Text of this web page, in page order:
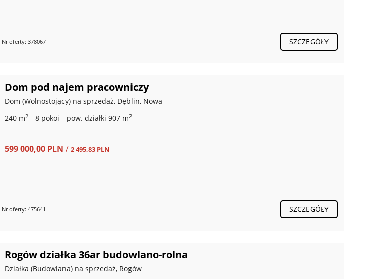
Nr oferty: 378067 SZCZEGÓŁY
Dom pod najem pracowniczy
Dom (Wolnostojący) na sprzedaż, Dęblin, Nowa
240 m2 8 pokoi pow. działki 907 m2
599 000,00 PLN / 2 495,83 PLN
Nr oferty: 475641 SZCZEGÓŁY
Rogów działka 36ar budowlano-rolna
Działka (Budowlana) na sprzedaż, Rogów